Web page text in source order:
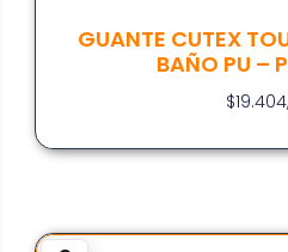
GUANTE CUTEX
BAÑO PU –
$